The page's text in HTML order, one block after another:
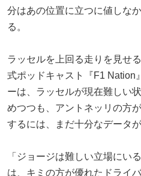
分はあの位置に立つに値しな
る。
ラッセルを上回る走りを見せ
式ポッドキャスト『F1 Nation
ーは、ラッセルが現在難しい
めつつも、アントネッリの方
するには、まだ十分なデータ
「ジョージは難しい立場にい
は、キミの方が優れたドライ